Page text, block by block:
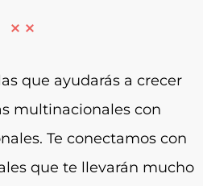
que ayudarás a crecer
multinacionales con
Te conectamos con
que te llevarán mucho